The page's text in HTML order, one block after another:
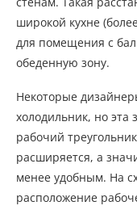
широкой кухне
для помещения с
обеденную зону.
Некоторые
холодильник, но эта
рабочий
расширяется, а
менее удобным. На
расположение